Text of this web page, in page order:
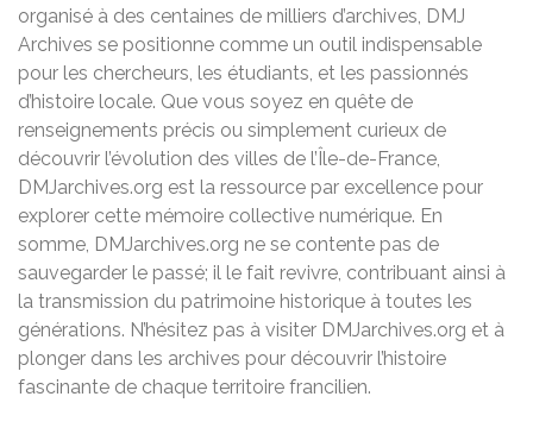
organisé à des centaines de milliers d’archives, DMJ
Archives se positionne comme un outil indispensable
pour les chercheurs, les étudiants, et les passionnés
d’histoire locale. Que vous soyez en quête de
renseignements précis ou simplement curieux de
découvrir l’évolution des villes de l’Île-de-France,
DMJarchives.org est la ressource par excellence pour
explorer cette mémoire collective numérique. En
somme, DMJarchives.org ne se contente pas de
sauvegarder le passé; il le fait revivre, contribuant ainsi à
la transmission du patrimoine historique à toutes les
générations. N’hésitez pas à visiter DMJarchives.org et à
plonger dans les archives pour découvrir l’histoire
fascinante de chaque territoire francilien.